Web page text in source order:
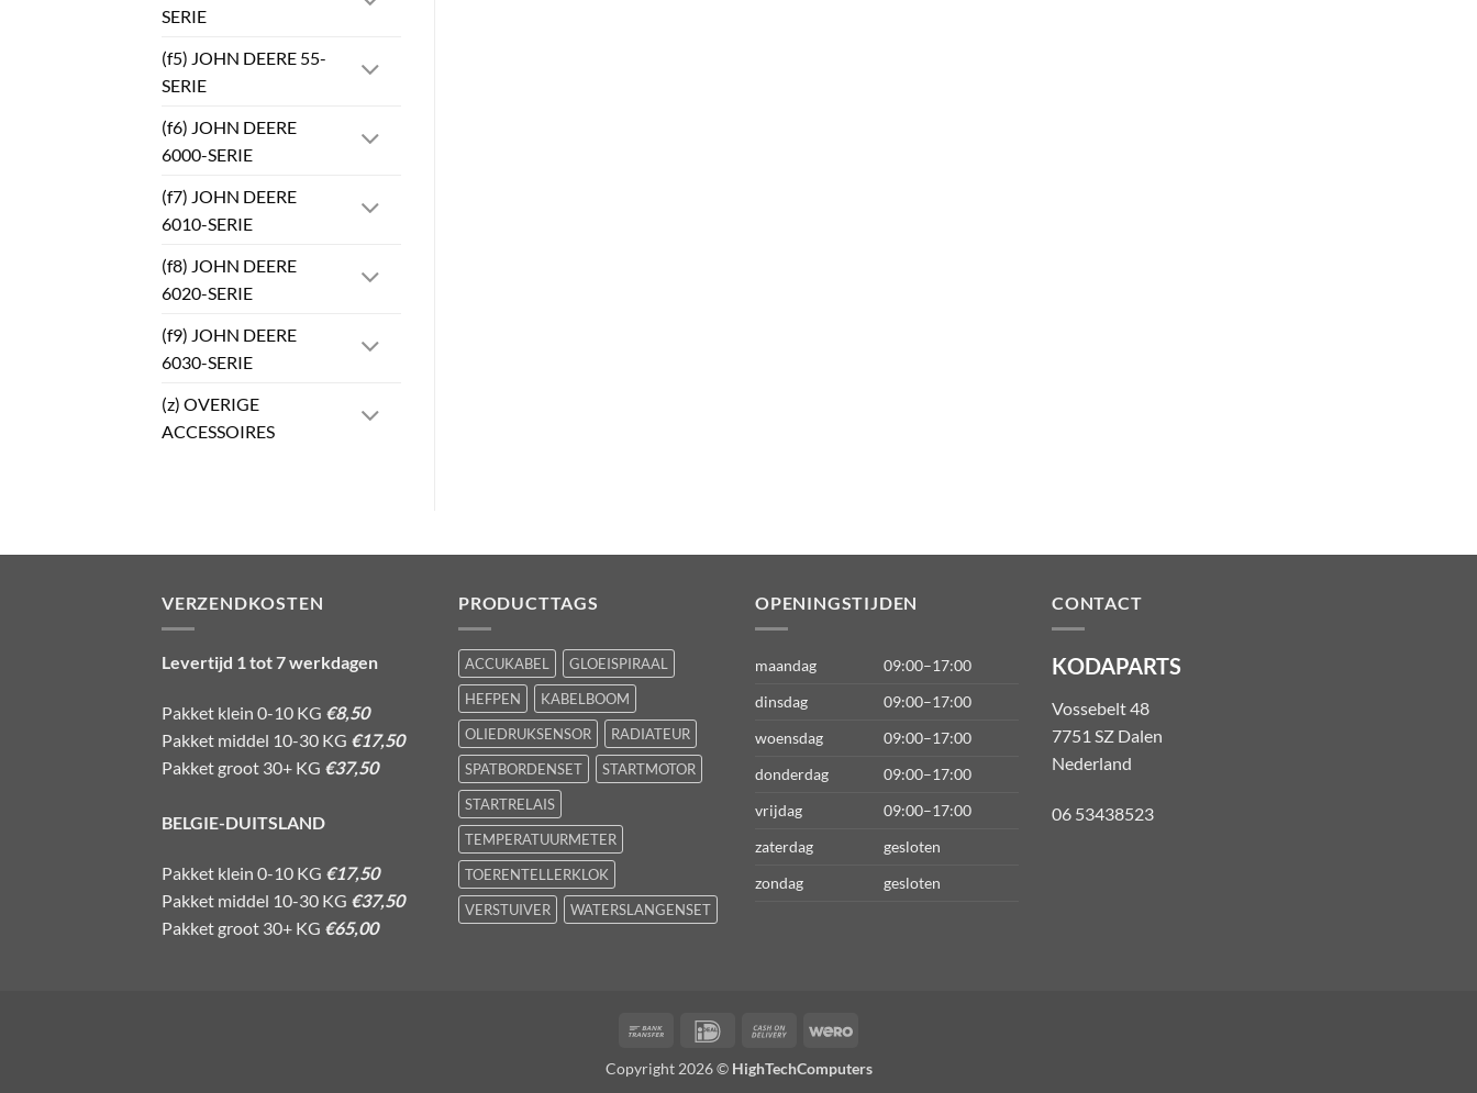
SERIE
(f5) JOHN DEERE 55-
SERIE
(f6) JOHN DEERE
6000-SERIE
(f7) JOHN DEERE
6010-SERIE
(f8) JOHN DEERE
6020-SERIE
(f9) JOHN DEERE
6030-SERIE
(z) OVERIGE
ACCESSOIRES
VERZENDKOSTEN
Levertijd 1 tot 7 werkdagen
Pakket klein 0-10 KG €8,50
Pakket middel 10-30 KG €17,50
Pakket groot 30+ KG €37,50
BELGIE-DUITSLAND
Pakket klein 0-10 KG €17,50
Pakket middel 10-30 KG €37,50
Pakket groot 30+ KG €65,00
PRODUCTTAGS
ACCUKABEL
GLOEISPIRAAL
HEFPEN
KABELBOOM
OLIEDRUKSENSOR
RADIATEUR
SPATBORDENSET
STARTMOTOR
STARTRELAIS
TEMPERATUURMETER
TOERENTELLERKLOK
VERSTUIVER
WATERSLANGENSET
OPENINGSTIJDEN
maandag
09:00–17:00
dinsdag
09:00–17:00
woensdag
09:00–17:00
donderdag
09:00–17:00
vrijdag
09:00–17:00
zaterdag
gesloten
zondag
gesloten
CONTACT
KODAPARTS
Vossebelt 48
7751 SZ Dalen
Nederland
06 53438523
Bank
IDeal
Cash
Delivery
Wero
Copyright 2026 © HighTechComputers